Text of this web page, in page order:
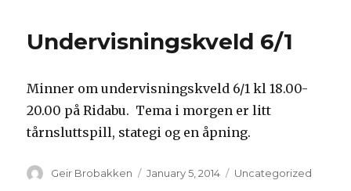
Undervisningskveld 6/1
Minner om undervisningskveld 6/1 kl 18.00-
20.00 på Ridabu. Tema i morgen er litt
tårnsluttspill, stategi og en åpning.
Author
Geir Brobakken
Posted
January 5, 2014 Categories
Uncategorized